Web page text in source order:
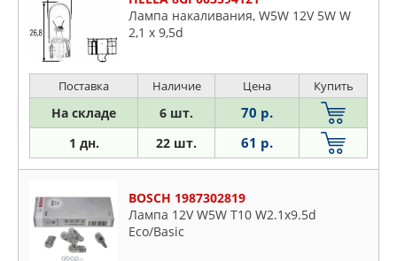
Лампа накаливания, W5W 12V 5W W
2,1 x 9,5d
Поставка Наличие Цена Купить
На складе 6 шт. 70 р.
1 дн. 22 шт. 61 р.
BOSCH 1987302819
Лампа 12V W5W T10 W2.1x9.5d
Eco/Basic